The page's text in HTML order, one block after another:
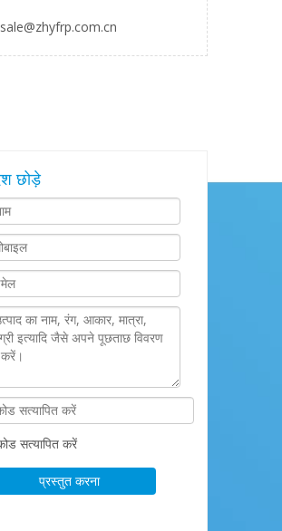
sale@zhyfrp.com.cn
छोड़े
प्रस्तुत करना